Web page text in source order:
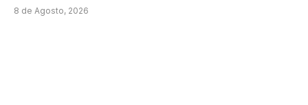
8 de Agosto, 2026